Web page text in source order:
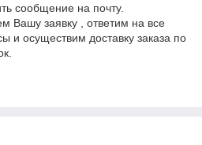
сообщение на почту.
Вашу заявку , ответим на все
и осуществим доставку заказа по